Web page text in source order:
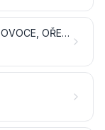
PŘÍPRAVKY ZE ZELENINY, OVOCE, OŘECHŮ NEBO JINÝCH ČÁSTÍ ROSTLIN